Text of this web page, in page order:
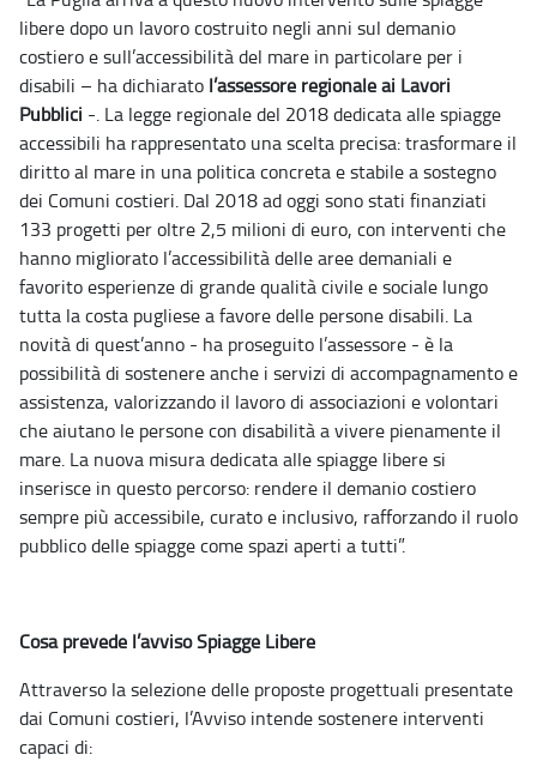
libere dopo un lavoro costruito negli anni sul demanio
costiero e sull’accessibilità del mare in particolare per i
disabili – ha dichiarato l’assessore regionale ai Lavori
Pubblici -. La legge regionale del 2018 dedicata alle spiagge
accessibili ha rappresentato una scelta precisa: trasformare il
diritto al mare in una politica concreta e stabile a sostegno
dei Comuni costieri. Dal 2018 ad oggi sono stati finanziati
133 progetti per oltre 2,5 milioni di euro, con interventi che
hanno migliorato l’accessibilità delle aree demaniali e
favorito esperienze di grande qualità civile e sociale lungo
tutta la costa pugliese a favore delle persone disabili. La
novità di quest’anno - ha proseguito l’assessore - è la
possibilità di sostenere anche i servizi di accompagnamento e
assistenza, valorizzando il lavoro di associazioni e volontari
che aiutano le persone con disabilità a vivere pienamente il
mare. La nuova misura dedicata alle spiagge libere si
inserisce in questo percorso: rendere il demanio costiero
sempre più accessibile, curato e inclusivo, rafforzando il ruolo
pubblico delle spiagge come spazi aperti a tutti”.
Cosa prevede l’avviso Spiagge Libere
Attraverso la selezione delle proposte progettuali presentate
dai Comuni costieri, l’Avviso intende sostenere interventi
capaci di: